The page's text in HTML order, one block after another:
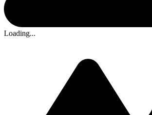
Loading...